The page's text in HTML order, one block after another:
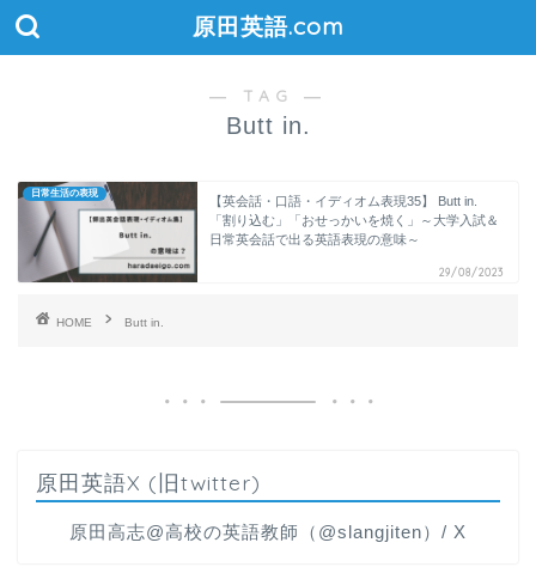
原田英語.com
― TAG ―
Butt in.
日常生活の表現
【英会話・口語・イディオム表現35】 Butt in.
「割り込む」「おせっかいを焼く」～大学入試＆
日常英会話で出る英語表現の意味～
29/08/2023
HOME Butt in.
原田英語X (旧twitter)
原田高志@高校の英語教師（@slangjiten）/ X